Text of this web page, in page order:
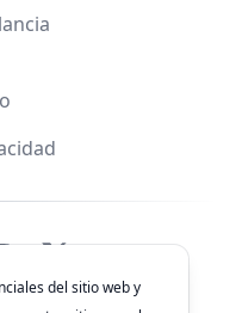
X
del sitio web y